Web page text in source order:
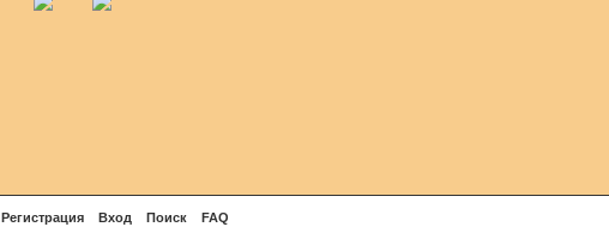
Регистрация Вход Поиск FAQ